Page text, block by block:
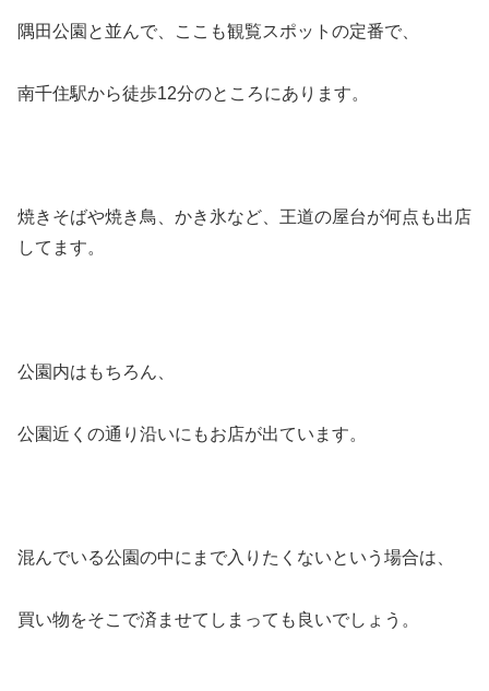
隅田公園と並んで、ここも観覧スポットの定番で、
南千住駅から徒歩12分のところにあります。
焼きそばや焼き鳥、かき氷など、王道の屋台が何点も出店
してます。
公園内はもちろん、
公園近くの通り沿いにもお店が出ています。
混んでいる公園の中にまで入りたくないという場合は、
買い物をそこで済ませてしまっても良いでしょう。